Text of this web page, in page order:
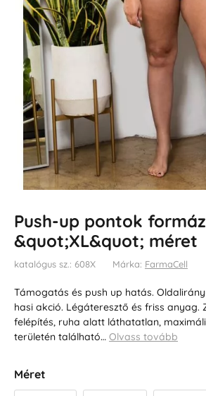
Push-up pontok
&quot;XL&quot; méret
katalógus sz.: 608X Márka: FarmaCell
Támogatás és push up hatás.
hasi akció. Légáteresztő és friss anyag.
felépítés, ruha alatt láthatatlan,
területén található… Olvass tovább
Méret